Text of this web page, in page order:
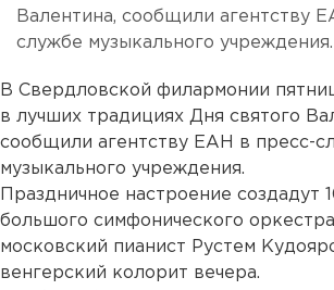
Валентина, сообщили агентству
службе музыкального учреждения.
В Свердловской филармонии
в лучших традициях Дня святого
сообщили агентству ЕАН в пресс-
музыкального учреждения.
Праздничное настроение создадут
большого симфонического
московский пианист Рустем
венгерский колорит вечера.